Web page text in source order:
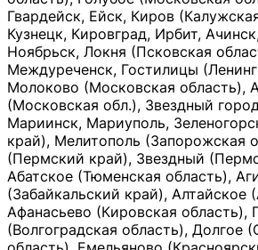
Гвардейск, Ейск, Киров
Кузнецк, Кировград, Ирбит,
Ноябрьск, Локня (Псковская
Междуреченск, Гостилицы
Молоково (Московская область),
(Московская обл.), Звездный
Мариинск, Мариуполь,
край), Мелитополь (Запорожская
(Пермский край), Звездный
Абатское (Тюменская область),
(Забайкальский край), Алтайское
Афанасьево (Кировская область),
(Волгоградская область), Долгое